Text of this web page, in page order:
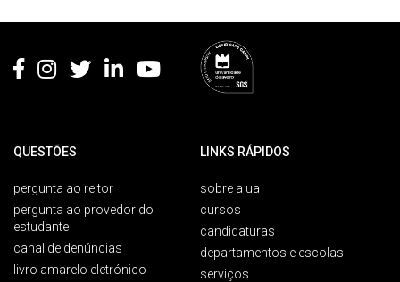
QUESTÕES
pergunta ao reitor
pergunta ao provedor do
estudante
canal de denúncias
livro amarelo eletrónico
LINKS RÁPIDOS
sobre a ua
cursos
candidaturas
departamentos e escolas
serviços